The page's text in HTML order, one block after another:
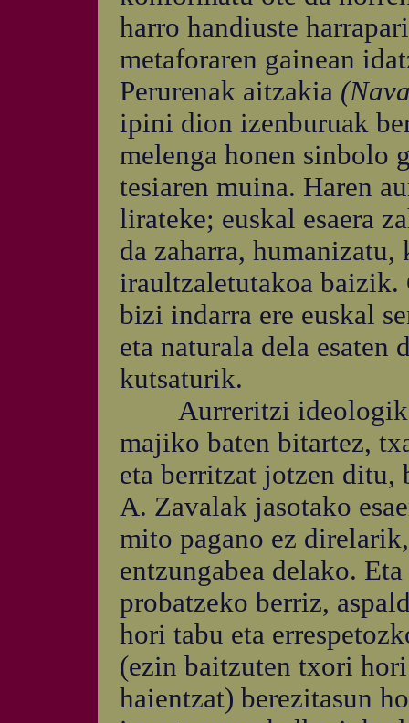
harro handiuste
metaforaren gainean
Perurenak aitzakia
ipini dion izenburuak
melenga honen sinbolo
tesiaren muina. Haren
lirateke; euskal esaera
da zaharra,
iraultzaletutakoa baizik.
bizi indarra ere euskal
eta naturala dela
kutsaturik.
Aurreritzi ideologiko
majiko baten bitartez,
eta berritzat jotzen ditu,
A. Zavalak jasotako
mito pagano ez
entzungabea delako.
probatzeko berriz,
hori tabu eta
(ezin baitzuten txori
haientzat) berezitasun